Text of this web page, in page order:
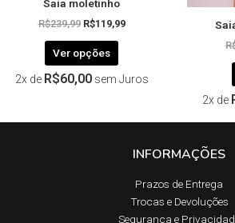
Saia moletinho
R$239,99 R$119,99
Ver opções
do
produto
2x de R$60,00 sem Juros
2x de
INFORMAÇÕES
Prazos de Entrega​
Trocas e Devoluções​
Segurança e